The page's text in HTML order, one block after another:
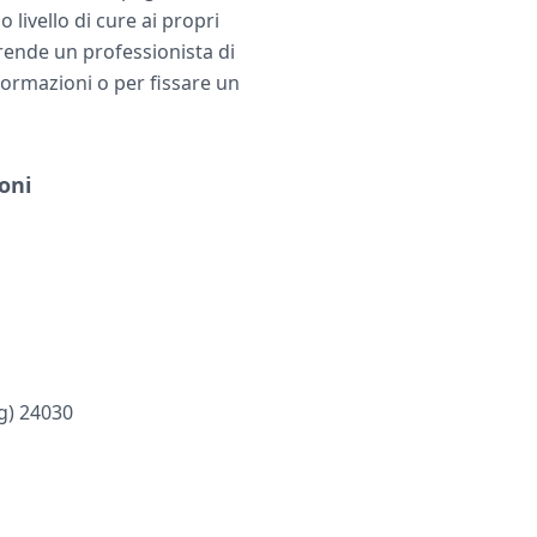
livello di cure ai propri
un professionista di
o per fissare un
24030